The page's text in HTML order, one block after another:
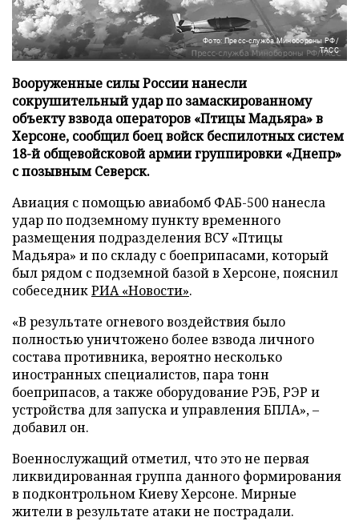
Фото: Пресс-служба Минобороны РФ/
ТАСС
Вооруженные силы России нанесли
сокрушительный удар по замаскированному
объекту взвода операторов «Птицы Мадьяра» в
Херсоне, сообщил боец войск беспилотных систем
18-й общевойсковой армии группировки «Днепр»
с позывным Северск.
Авиация с помощью авиабомб ФАБ-500 нанесла
удар по подземному пункту временного
размещения подразделения ВСУ «Птицы
Мадьяра» и по складу с боеприпасами, который
был рядом с подземной базой в Херсоне, пояснил
собеседникРИА «Новости».
«В результате огневого воздействия было
полностью уничтожено более взвода личного
состава противника, вероятно несколько
иностранных специалистов, пара тонн
боеприпасов, а также оборудование РЭБ, РЭР и
устройства для запуска и управления БПЛА», –
добавил он.
Военнослужащий отметил, что это не первая
ликвидированная группа данного формирования
в подконтрольном Киеву Херсоне. Мирные
жители в результате атаки не пострадали.